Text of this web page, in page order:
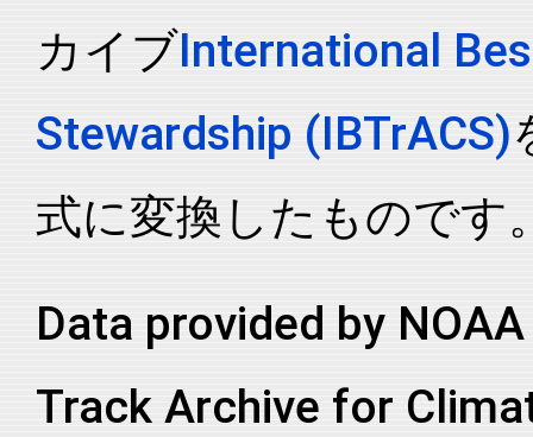
2006213N13256 2006 41 EP MM
2006213N13256 2006 41 EP MM
2006213N13256 2006 41 EP MM
2006213N13256 2006 41 EP MM
2006213N13256
2006213N13256 2006 41 EP MM
カイブInternational
Stewardship (IBTrACS)
式に変換したものです
Data provided by
Track Archive for